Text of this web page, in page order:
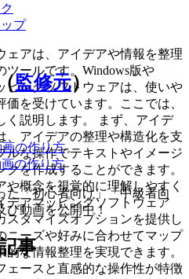
プ
ェアは、アイデアや情報を整理
ールです。Windows版や
ピングソフトウェアは、使いや
を受けています。ここでは、
く説明します。 まず、アイデ
、アイデアの整理や構造化を支
ルな操作でテキストやイメージ
を作成することができます。
概念を視覚的に理解しやすく
デアマッピングソフトウェア
スタマイズオプションを提供し
ニーズや好みに合わせてマップ
な情報整理を実現できます。
ェースと直感的な操作性が特徴
監修元）
画の作り方
の作り方
「初心者向け」「中級者向
び動画を公開中！
事